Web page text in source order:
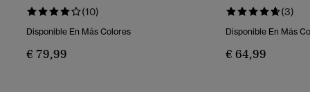
(10)
Disponible En Más Colores
€ 79,99
(3)
Disponible En Más
€ 64,99